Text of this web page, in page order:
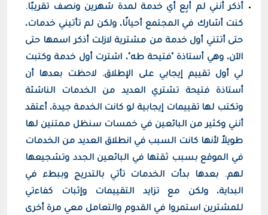
أذكر أنني لم أبِع أي خدمة لمدة شهرين ونصف تقريبًا.
كنت أشارك في المجتمع أحيانًا، ولكن لم تأتيني خدمات،
حتى أتتني أول خدمة من مشترية لازلت أذكر اسمها حتى
الآن، وهي أستاذة "فتيحة طه"، اشترت أول خدمة وكتبت
لي أول تقييم إيجابي على الإطلاق. لاحظت بعدها أن
أستاذة فتيحة تشتري العديد من الخدمات الناشئة
وتكتب لها تقييمات إيجابية لو كانت الخدمة جيدة، أعتقد
أنني وكثير من البائعين في خمسات سنظل ممتنين لها
طويلاً لأنها كانت السبب في انطلاق العديد من الخدمات
في الموقع بسبب ثقتها في البائعين الجدد وتشجيعها
لهم. بعدها بدأت الخدمات تأتي بالتدريج وببطء في
البداية، ولكن مع تزايد التقييمات وإثبات كفاءتي
للمشترين استمروا في القدوم والتعامل معي مرة أخرى